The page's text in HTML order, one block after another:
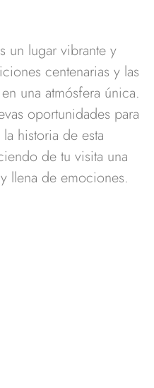
un lugar vibrante y
centenarias y las
una atmósfera única.
oportunidades para
historia de esta
de tu visita una
llena de emociones.